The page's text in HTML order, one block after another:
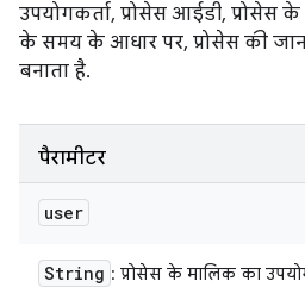
उपयोगकर्ता, प्रोसेस आईडी, प्रोसेस
के समय के आधार पर, प्रोसेस की
बनाता है.
पैरामीटर
user
String : प्रोसेस के मालिक का